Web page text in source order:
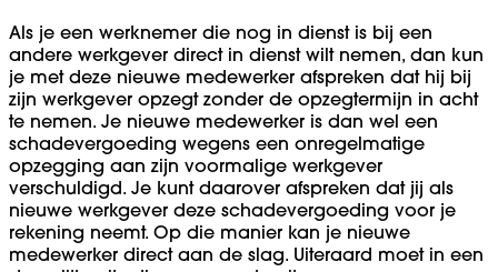
Als je een werknemer die nog in dienst is bij een
andere werkgever direct in dienst wilt nemen, dan kun
je met deze nieuwe medewerker afspreken dat hij bij
zijn werkgever opzegt zonder de opzegtermijn in acht
te nemen. Je nieuwe medewerker is dan wel een
schadevergoeding wegens een onregelmatige
opzegging aan zijn voormalige werkgever
verschuldigd. Je kunt daarover afspreken dat jij als
nieuwe werkgever deze schadevergoeding voor je
rekening neemt. Op die manier kan je nieuwe
medewerker direct aan de slag. Uiteraard moet in een